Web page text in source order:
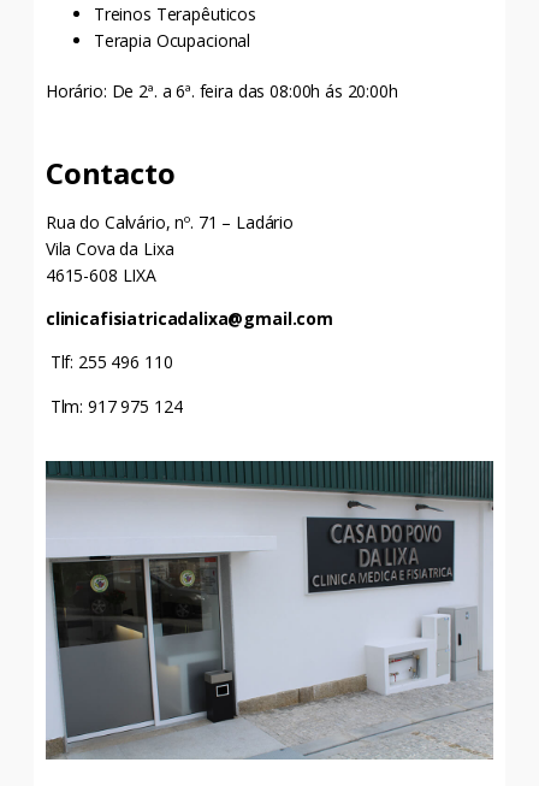
Treinos Terapêuticos
Terapia Ocupacional
Horário: De 2ª. a 6ª. feira das 08:00h ás 20:00h
Contacto
Rua do Calvário, nº. 71 – Ladário
Vila Cova da Lixa
4615-608 LIXA
clinicafisiatricadalixa@gmail.com
Tlf: 255 496 110
Tlm:917 975 124